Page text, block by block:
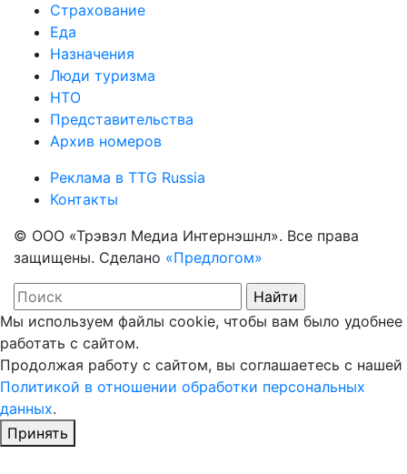
Страхование
Еда
Назначения
Люди туризма
НТО
Представительства
Архив номеров
Реклама в TTG Russia
Контакты
© ООО «Трэвэл Медиа Интернэшнл». Все права
защищены. Сделано «Предлогом»
Мы используем файлы cookie, чтобы вам было удобнее
работать с сайтом.
Продолжая работу с сайтом, вы соглашаетесь с нашей
Политикой в отношении обработки персональных
данных.
Принять